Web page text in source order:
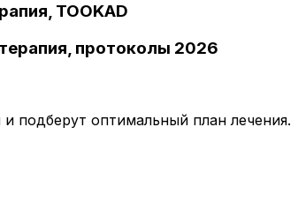
TOOKAD
протоколы 2026
подберут оптимальный план лечения.